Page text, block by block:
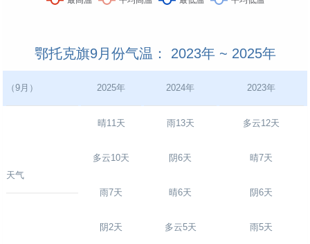
鄂托克旗9月份气温： 2023年 ~ 2025年
（9月） 2025年 2024年 2023年
天气
晴11天
多云10天
雨7天
阴2天
雨13天
阴6天
晴6天
多云5天
多云12天
晴7天
阴6天
雨5天